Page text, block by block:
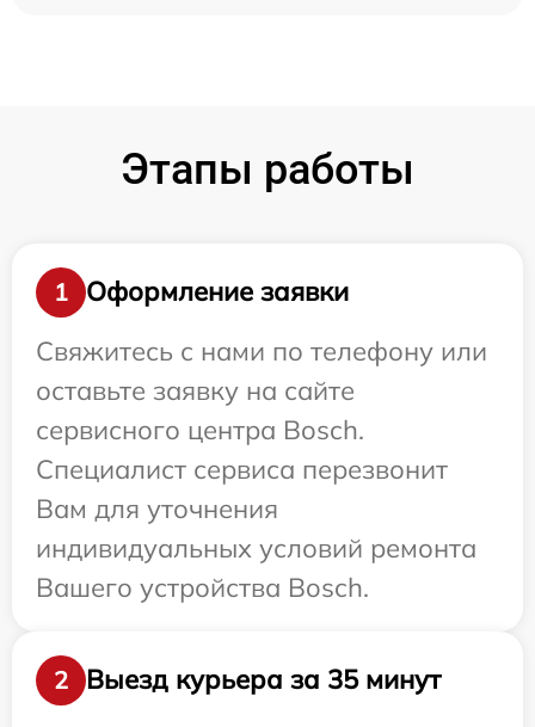
Этапы работы
1
Оформление заявки
Свяжитесь с нами по телефону или
оставьте заявку на сайте
сервисного центра Bosch.
Специалист сервиса перезвонит
Вам для уточнения
индивидуальных условий ремонта
Вашего устройства Bosch.
2
Выезд курьера за 35 минут